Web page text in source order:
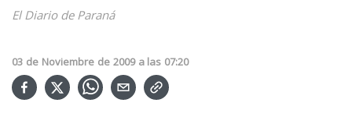
El Diario de Paraná
03 de Noviembre de 2009 a las 07:20